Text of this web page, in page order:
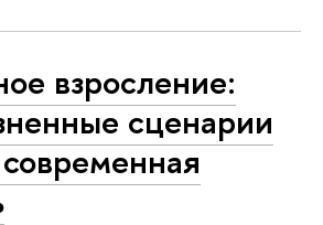
взросление:
сценарии